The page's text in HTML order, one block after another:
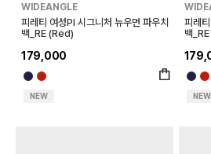
WIDEANGLE
피레티 여성PI 시그니처 뉴우먼 파우치
백_RE (Red)
179,000
NEW
피레
백
NEW